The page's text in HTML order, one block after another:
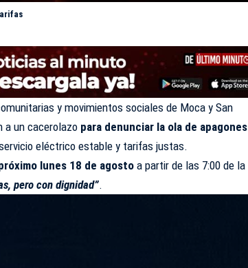
y movimientos sociales de Moca y San
a un cacerolazo para denunciar la ola de apagones
eléctrico estable y tarifas justas.
lunes 18 de agosto a partir de las 7:00 de la
pero con dignidad”.